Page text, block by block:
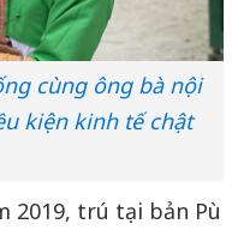
cùng ông bà nội
kiện kinh tế chật
2019, trú tại bản Pù